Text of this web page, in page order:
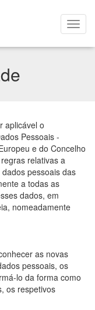
aplicável o
Pessoais -
e do Concelho
relativas a
pessoais das
a todas as
dados, em
nomeadamente
as novas
pessoais, os
lo da forma como
os respetivos